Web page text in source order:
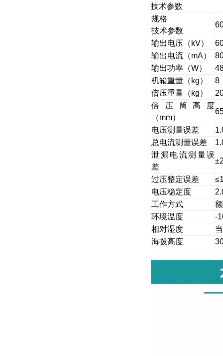
技术参数
规格
技术参数
输出电压（kV）
输出电流（mA）
输出功率（W）
机箱重量（kg）
8
倍压重量（kg）
倍压筒高度
（mm）
电压测量误差
总电流测量误差
泄漏电流测量误
差
过压整定误差
电压稳定度
工作方式
环境温度
-
相对湿度
海拨高度